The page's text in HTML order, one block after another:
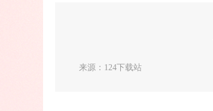
来源：124下载站